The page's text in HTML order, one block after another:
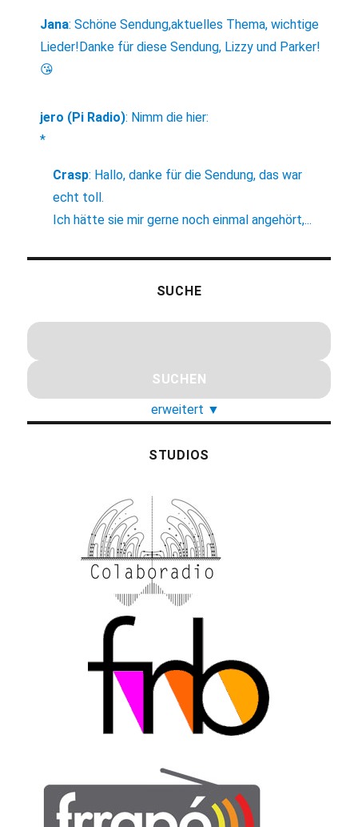
Jana:Schöne Sendung,aktuelles Thema, wichtige
Lieder!Danke für diese Sendung, Lizzy und Parker!
😘
jero (Pi Radio): Nimm die hier:
*
Crasp: Hallo, danke für die Sendung, das war
echt toll.
Ich hätte sie mir gerne noch einmal angehört,...
SUCHE
erweitert ▼
STUDIOS